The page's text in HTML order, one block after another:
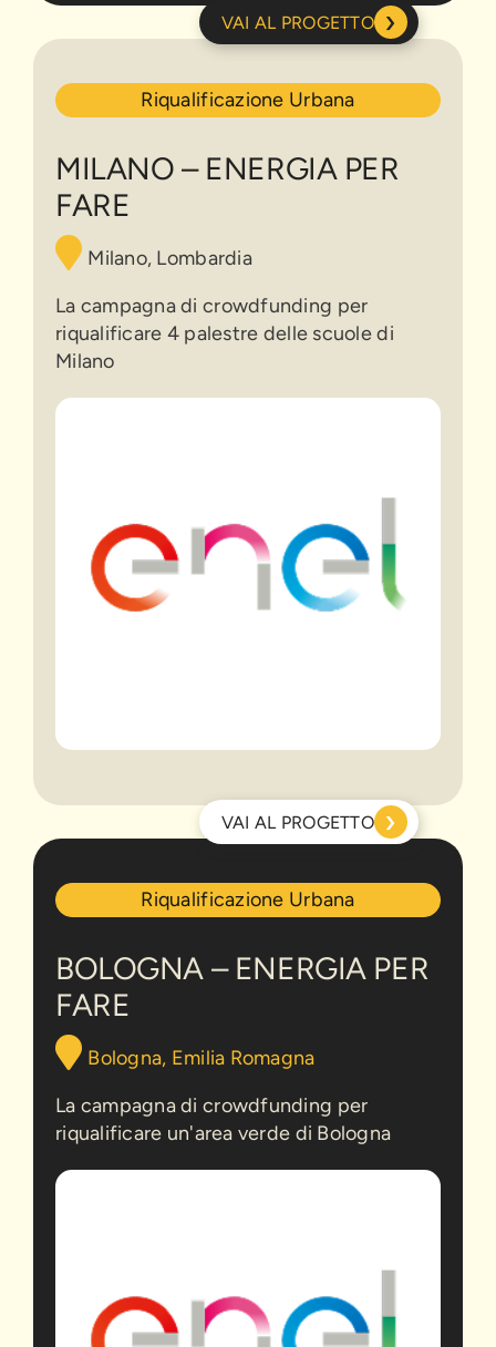
Riqualificazione Urbana
MILANO – ENERGIA PER
FARE
Milano, Lombardia
La campagna di crowdfunding per
riqualificare 4 palestre delle scuole di
Milano
–
per
Fare
VAI AL PROGETTO ›
Riqualificazione Urbana
BOLOGNA – ENERGIA PER
FARE
Bologna, Emilia Romagna
La campagna di crowdfunding per
riqualificare un'area verde di Bologna
–
per
Fare
VAI AL PROGETTO ›